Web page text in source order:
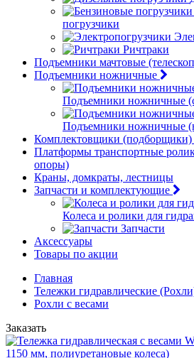
погрузчики
Ричтраки
Подъемники мачтовые
Подъемники ножничные
Подъемники ножничные
Подъемники ножничные
Комплектовщики (подборщики)
Платформы транспортные
опоры)
Краны, домкраты, лестницы
Запчасти и комплектующие
Колеса и ролики для
Запчасти
Аксессуары
Товары по акции
Главная
Тележки гидравлические
Рохли с весами
Заказать